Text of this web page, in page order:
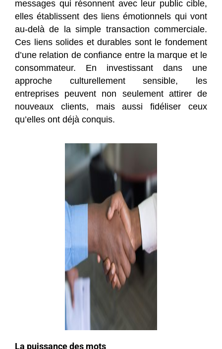
messages qui résonnent avec leur public cible,
elles établissent des liens émotionnels qui vont
au-delà de la simple transaction commerciale.
Ces liens solides et durables sont le fondement
d’une relation de confiance entre la marque et le
consommateur. En investissant dans une
approche culturellement sensible, les
entreprises peuvent non seulement attirer de
nouveaux clients, mais aussi fidéliser ceux
qu’elles ont déjà conquis.
La puissance des mots